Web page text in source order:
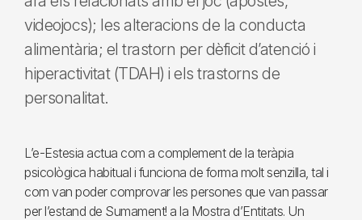
videojocs); les alteracions de la conducta
alimentària; el trastorn per dèficit d’atenció i
hiperactivitat (TDAH) i els trastorns de
personalitat.
L’e-Estesia actua com a complement de la teràpia
psicològica habitual i funciona de forma molt senzilla, tal i
com van poder comprovar les persones que van passar
per l’estand de Sumament! a la Mostra d’Entitats. Un